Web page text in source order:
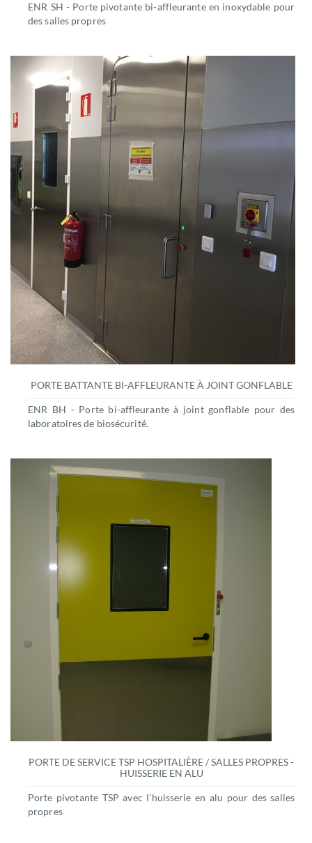
ENR SH - Porte pivotante bi-affleurante en inoxydable pour
des salles propres
PORTE BATTANTE BI-AFFLEURANTE À JOINT GONFLABLE
ENR BH - Porte bi-affleurante à joint gonflable pour des
laboratoires de biosécurité.
PORTE DE SERVICE TSP HOSPITALIÈRE / SALLES PROPRES -
HUISSERIE EN ALU
Porte pivotante TSP avec l'huisserie en alu pour des salles
propres